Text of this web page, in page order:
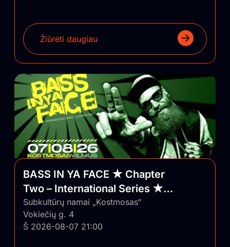
Žiūrėti daugiau
BASS IN YA FACE ★ Chapter
Two – International Series ★
Vilnius/Lithuania
Subkultūrų namai „Kostmosas“
Vokiečių g. 4
Š 2026-08-07 21:00